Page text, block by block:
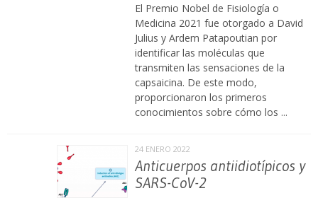
El Premio Nobel de Fisiología o
Medicina 2021 fue otorgado a David
Julius y Ardem Patapoutian por
identificar las moléculas que
transmiten las sensaciones de la
capsaicina. De este modo,
proporcionaron los primeros
conocimientos sobre cómo los ...
24 ENERO 2022
Anticuerpos antiidiotípicos y
SARS-CoV-2